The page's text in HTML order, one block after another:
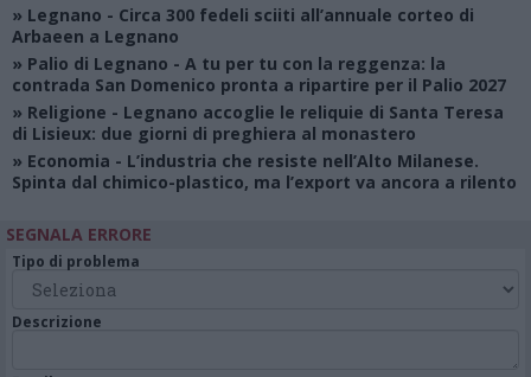
» Legnano - Circa 300 fedeli sciiti all’annuale corteo di
Arbaeen a Legnano
» Palio di Legnano - A tu per tu con la reggenza: la
contrada San Domenico pronta a ripartire per il Palio 2027
» Religione - Legnano accoglie le reliquie di Santa Teresa
di Lisieux: due giorni di preghiera al monastero
» Economia - L’industria che resiste nell’Alto Milanese.
Spinta dal chimico-plastico, ma l’export va ancora a rilento
SEGNALA ERRORE
Tipo di problema
Descrizione